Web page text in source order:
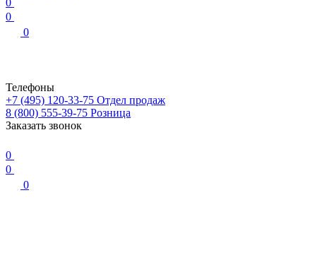
0
0
0
Телефоны
+7 (495) 120-33-75 Отдел продаж
8 (800) 555-39-75 Розница
Заказать звонок
0
0
0